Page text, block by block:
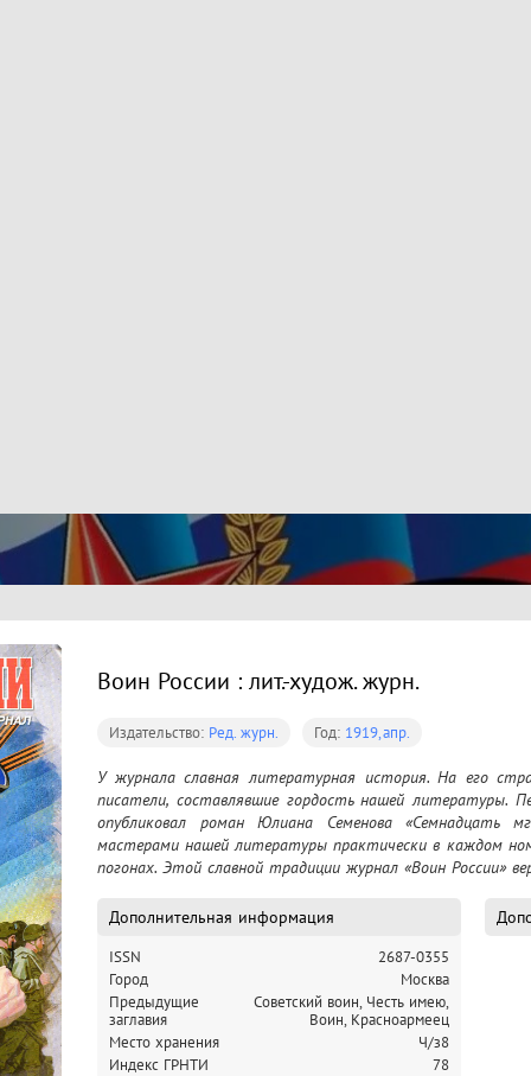
Воин России : лит.-худож. журн.
Издательство: Ред. журн. Год: 1919,апр.
У журнала славная литературная история. На его
писатели, составлявшие гордость нашей литературы.
опубликовал роман Юлиана Семенова «Семнадцать
мастерами нашей литературы практически в каждом
погонах. Этой славной традиции журнал «Воин России»
Дополнительная информация
ISSN
2687-0355
Город
Москва
Предыдущие
заглавия
Советский воин, Честь имею,
Воин, Красноармеец
Место хранения
Ч/з8
Индекс ГРНТИ
78